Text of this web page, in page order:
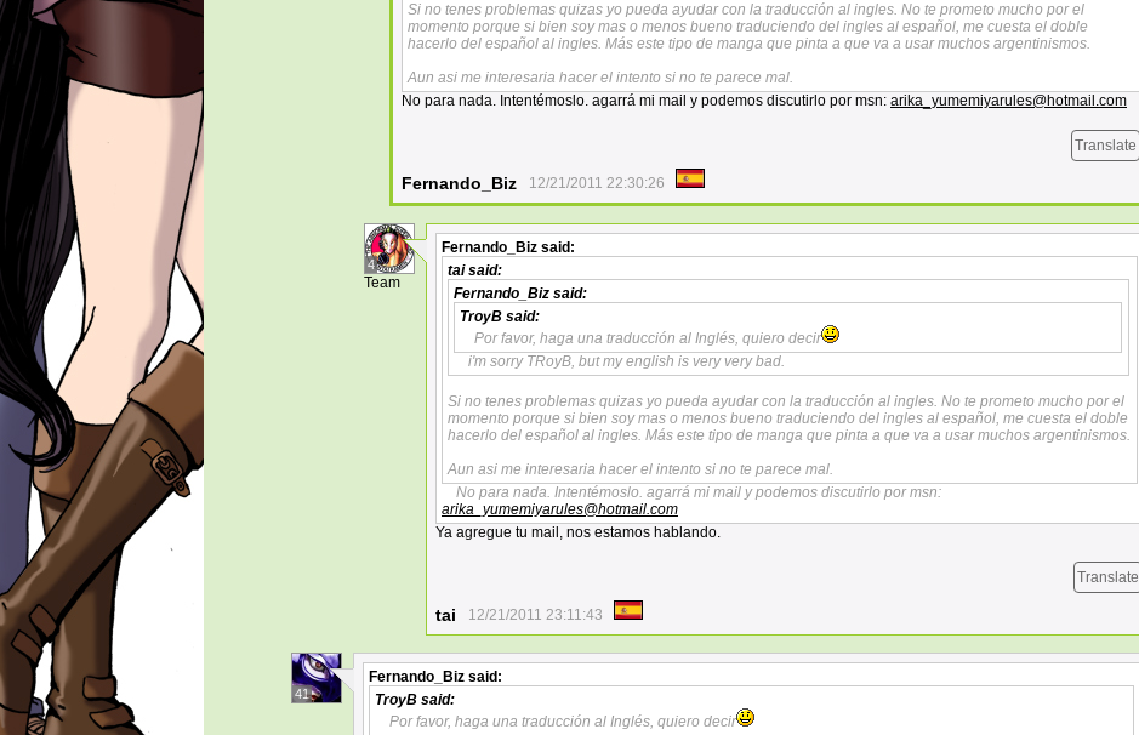
Si no tenes problemas quizas yo pueda ayudar con la traducción al ingles. No te prometo mucho por el
momento porque si bien soy mas o menos bueno traduciendo del ingles al español, me cuesta el doble
hacerlo del español al ingles. Más este tipo de manga que pinta a que va a usar muchos argentinismos.
Aun asi me interesaria hacer el intento si no te parece mal.
No para nada. Intentémoslo. agarrá mi mail y podemos discutirlo por msn: arika_yumemiyarules@hotmail.com
Translate
Fernando_Biz 12/21/2011 22:30:26
4
Team
Fernando_Biz said:
taisaid:
Fernando_Biz said:
TroyB said:
Por favor, haga una traducción al Inglés, quiero decir
i'm sorry TRoyB, but my english is very very bad.
Si no tenes problemas quizas yo pueda ayudar con la traducción al ingles. No te prometo mucho por el
momento porque si bien soy mas o menos bueno traduciendo del ingles al español, me cuesta el doble
hacerlo del español al ingles. Más este tipo de manga que pinta a que va a usar muchos argentinismos.
Aun asi me interesaria hacer el intento si no te parece mal.
No para nada. Intentémoslo. agarrá mi mail y podemos discutirlo por msn:
arika_yumemiyarules@hotmail.com
Ya agregue tu mail, nos estamos hablando.
Translate
tai 12/21/2011 23:11:43
41
Fernando_Biz said:
TroyB said:
Por favor, haga una traducción al Inglés, quiero decir